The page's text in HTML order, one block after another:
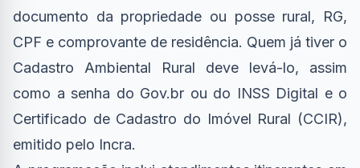
documento da propriedade ou posse rural, RG,
CPF e comprovante de residência. Quem já tiver o
Cadastro Ambiental Rural deve levá-lo, assim
como a senha do Gov.br ou do INSS Digital e o
Certificado de Cadastro do Imóvel Rural (CCIR),
emitido pelo Incra.